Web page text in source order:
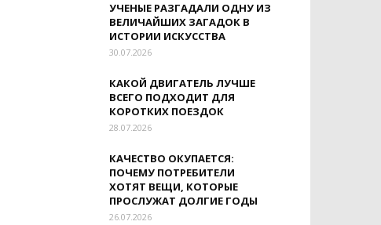
УЧЕНЫЕ РАЗГАДАЛИ ОДНУ ИЗ
ВЕЛИЧАЙШИХ ЗАГАДОК В
ИСТОРИИ ИСКУССТВА
30.07.2026
КАКОЙ ДВИГАТЕЛЬ ЛУЧШЕ
ВСЕГО ПОДХОДИТ ДЛЯ
КОРОТКИХ ПОЕЗДОК
28.07.2026
КАЧЕСТВО ОКУПАЕТСЯ:
ПОЧЕМУ ПОТРЕБИТЕЛИ
ХОТЯТ ВЕЩИ, КОТОРЫЕ
ПРОСЛУЖАТ ДОЛГИЕ ГОДЫ
26.07.2026